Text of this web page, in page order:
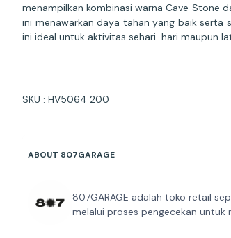
menampilkan kombinasi warna Cave Stone
ini menawarkan daya tahan yang baik serta
ini ideal untuk aktivitas sehari-hari maupun
SKU : HV5064 200
ABOUT 807GARAGE
807GARAGE adalah toko retail
melalui proses pengecekan untuk